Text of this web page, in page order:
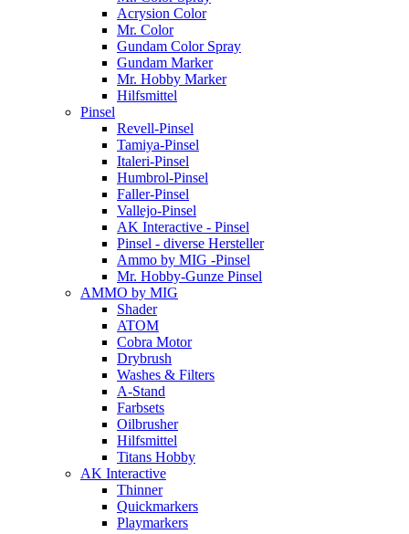
Acrysion Color
Mr. Color
Gundam Color Spray
Gundam Marker
Mr. Hobby Marker
Hilfsmittel
Pinsel
Revell-Pinsel
Tamiya-Pinsel
Italeri-Pinsel
Humbrol-Pinsel
Faller-Pinsel
Vallejo-Pinsel
AK Interactive - Pinsel
Pinsel - diverse Hersteller
Ammo by MIG -Pinsel
Mr. Hobby-Gunze Pinsel
AMMO by MIG
Shader
ATOM
Cobra Motor
Drybrush
Washes & Filters
A-Stand
Farbsets
Oilbrusher
Hilfsmittel
Titans Hobby
AK Interactive
Thinner
Quickmarkers
Playmarkers